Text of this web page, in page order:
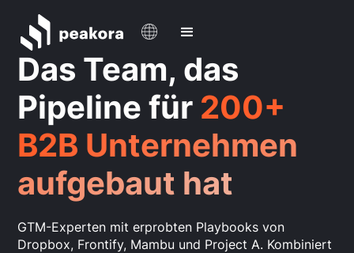
Das Team, das
Pipeline für 200+
B2B Unternehmen
aufgebaut hat
GTM-Experten mit erprobten Playbooks von
Dropbox, Frontify, Mambu und Project A. Kombiniert